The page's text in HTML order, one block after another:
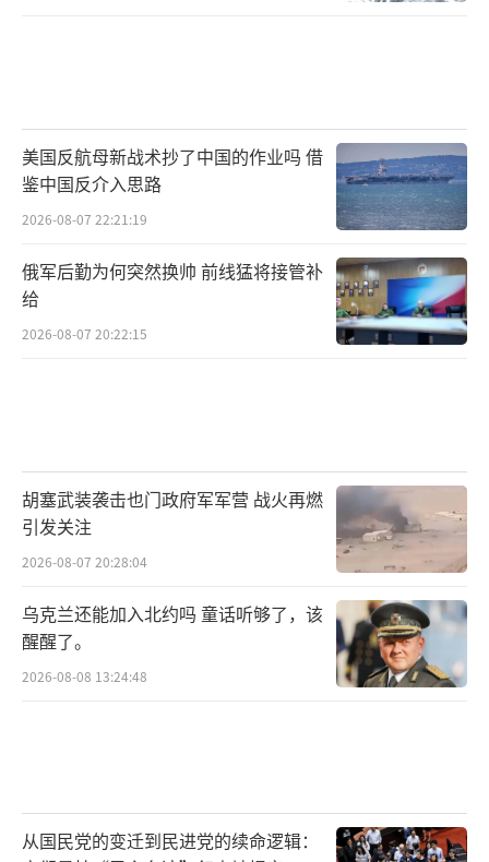
上，它们确实在为贫困群体提供基本的生存保
障，但这背后也是政权维持社会基本盘的政治
工具。福利是一种交换：你们接受这个政权的
把革命卫队的商业帝国、Bonyads的经济
网络以及大量未经登记的非正规经济活动加起
换句话说，有将近一半的伊朗人在靠着官方账
本之外的渠道养活自己，这些渠道里的财富也
在很大程度上支撑着政权的运转。
这就是伊朗经济的核心矛盾所在：官方经
济可以崩盘，但影子经济还在呼吸。而政权的
生存依附的正是后者。
构的第三国贸易，将受制裁的资金注入国际金
美国反航母新战术抄了中国的作业吗 借
鉴中国反介入思路
2026-08-07 22:21:19
俄军后勤为何突然换帅 前线猛将接管补
给
2026-08-07 20:22:15
胡塞武装袭击也门政府军军营 战火再燃
引发关注
2026-08-07 20:28:04
乌克兰还能加入北约吗 童话听够了，该
醒醒了。
2026-08-08 13:24:48
从国民党的变迁到民进党的续命逻辑：